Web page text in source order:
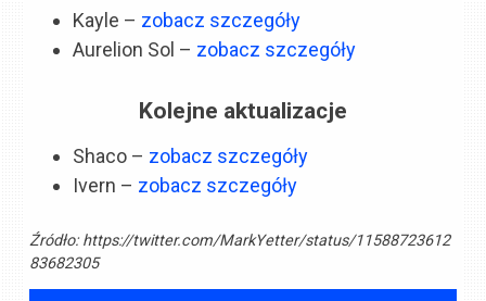
Kayle – zobacz szczegóły
Aurelion Sol – zobacz szczegóły
Kolejne aktualizacje
Shaco – zobacz szczegóły
Ivern – zobacz szczegóły
Źródło:https://twitter.com/MarkYetter/status/11588723612
83682305